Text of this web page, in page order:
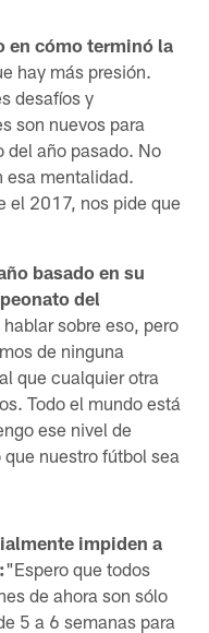
en cómo terminó la
hay más presión.
desafíos y
son nuevos para
del año pasado. No
esa mentalidad.
el 2017, nos pide que
basado en su
del
sobre eso, pero
de ninguna
que cualquier otra
Todo el mundo está
ese nivel de
nuestro fútbol sea
impiden a
"Espero que todos
de ahora son sólo
5 a 6 semanas para